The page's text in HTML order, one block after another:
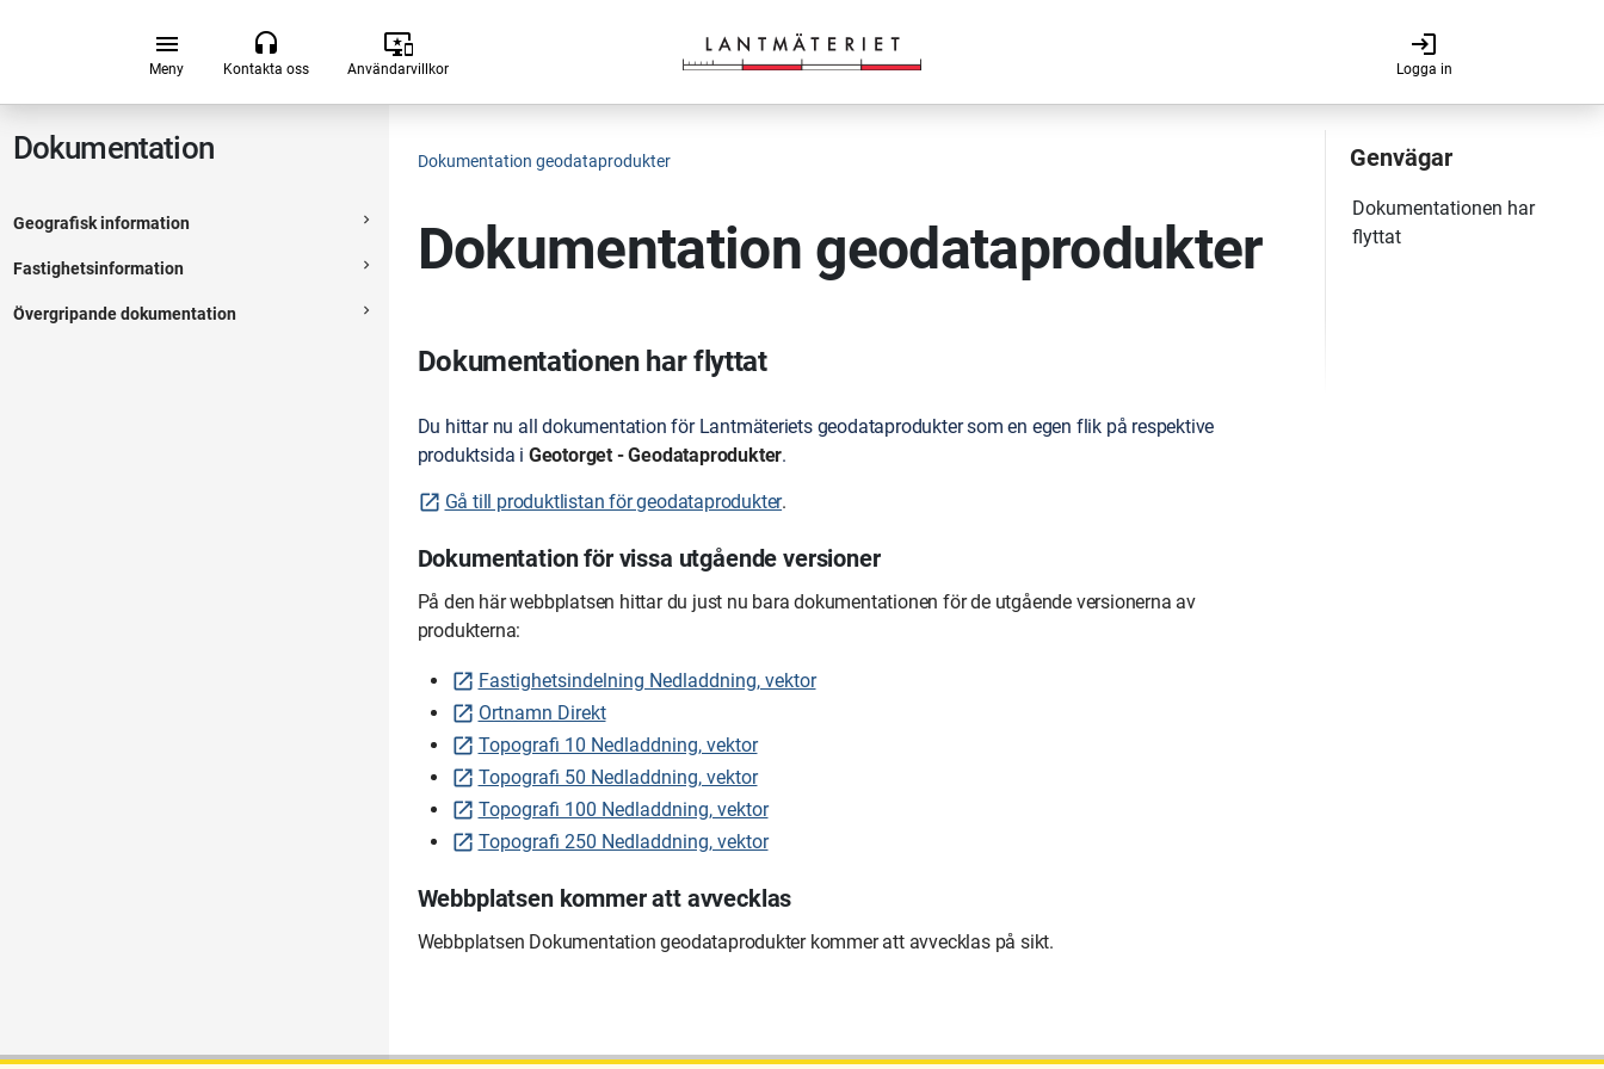
menu
Meny
headset
Kontakta oss
important_devices
Användarvillkor
login
Logga in
Dokumentation
Geografisk information Expanderbar sektion
navigate_next
Fastighetsinformation Expanderbar sektion
navigate_next
Övergripande dokumentation Expanderbar sektion
navigate_next
Dokumentation geodataprodukter
Dokumentation geodataprodukter
Dokumentationen har flyttat
Du hittar nu all dokumentation för Lantmäteriets geodataprodukter som en egen flik på respektive
produktsida i Geotorget - Geodataprodukter.
Gå till produktlistan för geodataprodukter.
Dokumentation för vissa utgående versioner
På den här webbplatsen hittar du just nu bara dokumentationen för de utgående versionerna av
produkterna:
Fastighetsindelning Nedladdning, vektor
Ortnamn Direkt
Topografi 10 Nedladdning, vektor
Topografi 50 Nedladdning, vektor
Topografi 100 Nedladdning, vektor
Topografi 250 Nedladdning, vektor
Webbplatsen kommer att avvecklas
Webbplatsen Dokumentation geodataprodukter kommer att avvecklas på sikt.